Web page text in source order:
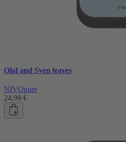
Olaf and Sven leaves
NIVOpure
24,99 €